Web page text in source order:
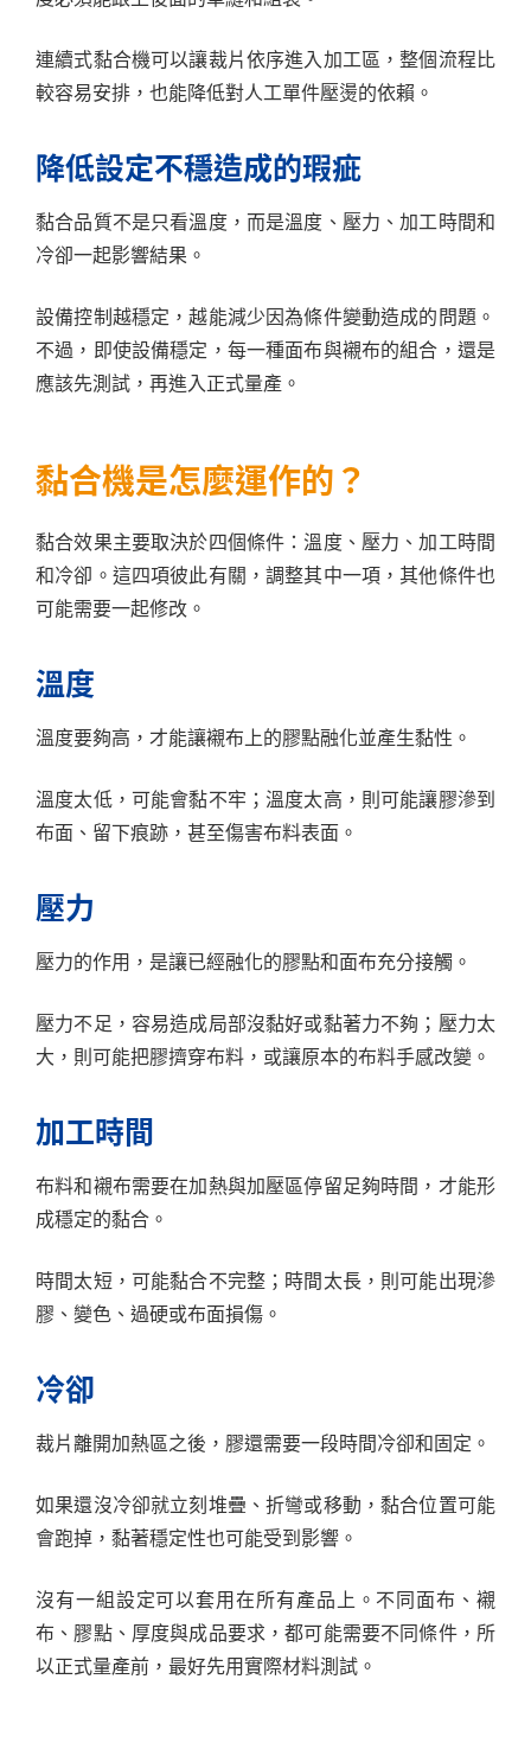
連續式黏合機可以讓裁片依序進入加工區，整個流程比
較容易安排，也能降低對人工單件壓燙的依賴。
降低設定不穩造成的瑕疵
黏合品質不是只看溫度，而是溫度、壓力、加工時間和
冷卻一起影響結果。
設備控制越穩定，越能減少因為條件變動造成的問題。
不過，即使設備穩定，每一種面布與襯布的組合，還是
應該先測試，再進入正式量產。
黏合機是怎麼運作的？
黏合效果主要取決於四個條件：溫度、壓力、加工時間
和冷卻。這四項彼此有關，調整其中一項，其他條件也
可能需要一起修改。
溫度
溫度要夠高，才能讓襯布上的膠點融化並產生黏性。
溫度太低，可能會黏不牢；溫度太高，則可能讓膠滲到
布面、留下痕跡，甚至傷害布料表面。
壓力
壓力的作用，是讓已經融化的膠點和面布充分接觸。
壓力不足，容易造成局部沒黏好或黏著力不夠；壓力太
大，則可能把膠擠穿布料，或讓原本的布料手感改變。
加工時間
布料和襯布需要在加熱與加壓區停留足夠時間，才能形
成穩定的黏合。
時間太短，可能黏合不完整；時間太長，則可能出現滲
膠、變色、過硬或布面損傷。
冷卻
裁片離開加熱區之後，膠還需要一段時間冷卻和固定。
如果還沒冷卻就立刻堆疊、折彎或移動，黏合位置可能
會跑掉，黏著穩定性也可能受到影響。
沒有一組設定可以套用在所有產品上。不同面布、襯
布、膠點、厚度與成品要求，都可能需要不同條件，所
以正式量產前，最好先用實際材料測試。